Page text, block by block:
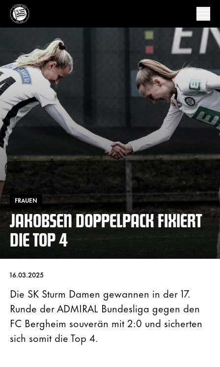
FRAUEN
JAKOBSEN DOPPELPACK FIXIERT
DIE TOP 4
16.03.2025
Die SK Sturm Damen gewannen in der 17.
Runde der ADMIRAL Bundesliga gegen den
FC Bergheim souverän mit 2:0 und sicherten
sich somit die Top 4.